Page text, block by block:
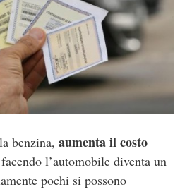
benzina, aumenta il costo
l’automobile diventa un
pochi si possono